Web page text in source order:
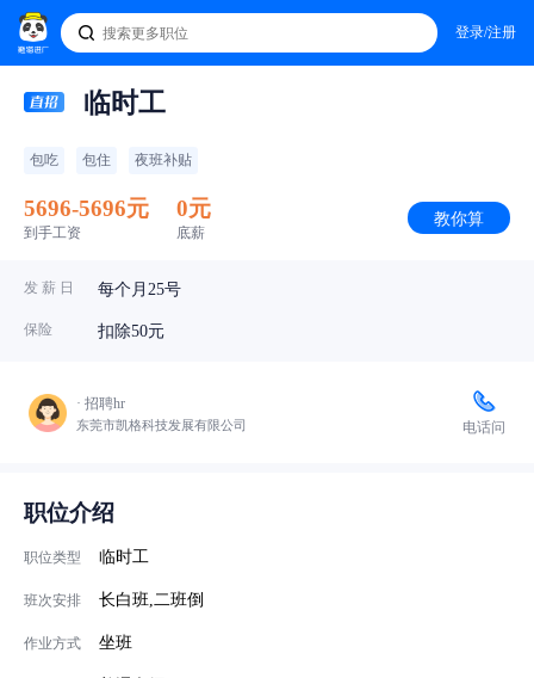
登录/注册
临时工
包吃 包住 夜班补贴
5696-5696元
到手工资
0元
底薪
教你算
发 薪 日 每个月25号
保险 扣除50元
· 招聘hr
东莞市凯格科技发展有限公司 电话问
职位介绍
职位类型 临时工
班次安排 长白班,二班倒
作业方式 坐班